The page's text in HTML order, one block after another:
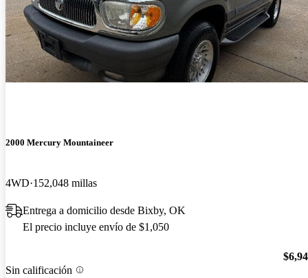
2000 Mercury Mountaineer
4WD 152,048 millas
Entrega a domicilio desde Bixby, OK
El precio incluye envío de $1,050
Sin calificación